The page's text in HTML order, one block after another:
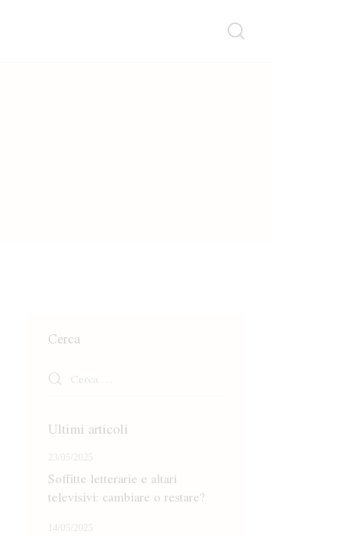
Cerca
Ricerca
Ultimi articoli
23/05/2025
Soffitte letterarie e altari
televisivi: cambiare o restare?
14/05/2025